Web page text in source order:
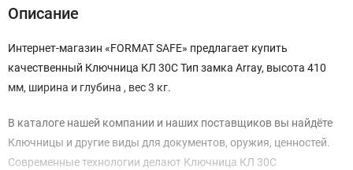
Описание
Интернет-магазин «FORMAT SAFE» предлагает купить
качественный Ключница КЛ 30С Тип замка Array, высота 410
мм, ширина и глубина , вес 3 кг.
В каталоге нашей компании и наших поставщиков вы найдёте
Ключницы и другие виды для документов, оружия, ценностей.
Современные технологии делают Ключница КЛ 30С